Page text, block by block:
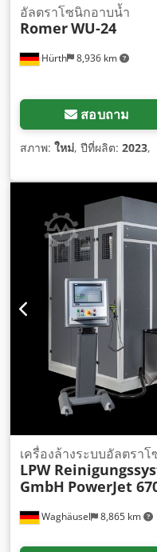
Hürth 8,936 km
อัลตราโซนิกอาบน้ำ
RomerWU-24
สอบถาม
สภาพ: ใหม่, ปีที่ผลิต: 2023,
Waghäusel 8,865 km
เครื่องล้างระบบอัลตรา
LPW
GmbH PowerJet